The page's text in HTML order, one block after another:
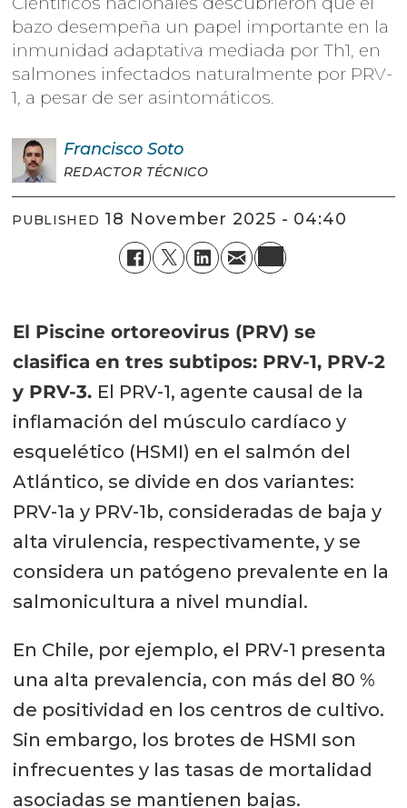
bazo desempeña un papel importante en la
inmunidad adaptativa mediada por Th1, en
salmones infectados naturalmente por PRV-
1, a pesar de ser asintomáticos.
Francisco Soto
REDACTOR TÉCNICO
PUBLISHED 18 November 2025 - 04:40
El Piscine ortoreovirus (PRV) se
clasifica en tres subtipos: PRV-1, PRV-2
y PRV-3. El PRV-1, agente causal de la
inflamación del músculo cardíaco y
esquelético (HSMI) en el salmón del
Atlántico, se divide en dos variantes:
PRV-1a y PRV-1b, consideradas de baja y
alta virulencia, respectivamente, y se
considera un patógeno prevalente en la
salmonicultura a nivel mundial.
En Chile, por ejemplo, el PRV-1 presenta
una alta prevalencia, con más del 80 %
de positividad en los centros de cultivo.
Sin embargo, los brotes de HSMI son
infrecuentes y las tasas de mortalidad
asociadas se mantienen bajas.